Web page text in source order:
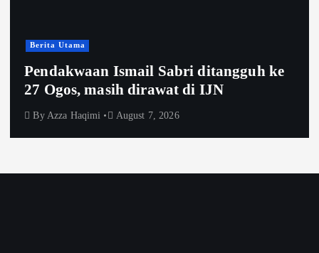
Berita Utama
Pendakwaan Ismail Sabri ditangguh ke
27 Ogos, masih dirawat di IJN
By Azza Haqimi August 7, 2026